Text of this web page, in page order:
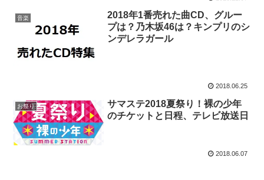
音楽
2018年1番売れた曲CD、グルー
プは？乃木坂46は？キンプリのシ
ンデレラガール
2018.06.25
お祭り
サマステ2018夏祭り！裸の少年
のチケットと日程、テレビ放送日
2018.06.07